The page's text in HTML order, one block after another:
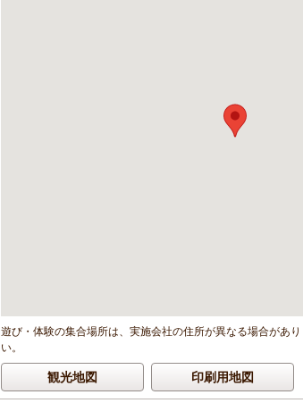
遊び・体験の集合場所は、実施会社の住所が異なる場合があ
い。
観光地図 印刷用地図